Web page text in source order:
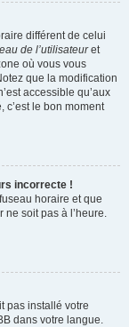
différent de celui
de l’utilisateuret
où vous vous
que la modification
accessible qu’aux
c’est le bon moment
incorrecte !
horaire et que
ne soit pas à l’heure.
pas installé votre
dans votre langue.